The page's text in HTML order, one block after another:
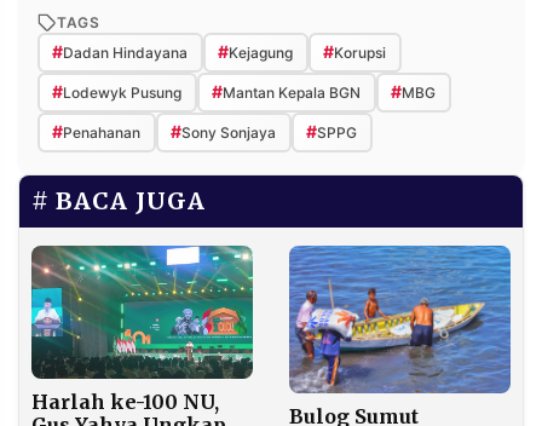
TAGS
#Dadan Hindayana #Kejagung #Korupsi
#Lodewyk Pusung #Mantan Kepala BGN #MBG
#Penahanan #Sony Sonjaya #SPPG
BACA JUGA
Harlah ke-100 NU,
Bulog Sumut